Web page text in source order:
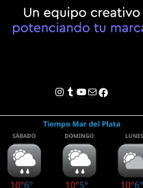
Instagram
Tumblr
YouTube
Correo electrónico
Facebook